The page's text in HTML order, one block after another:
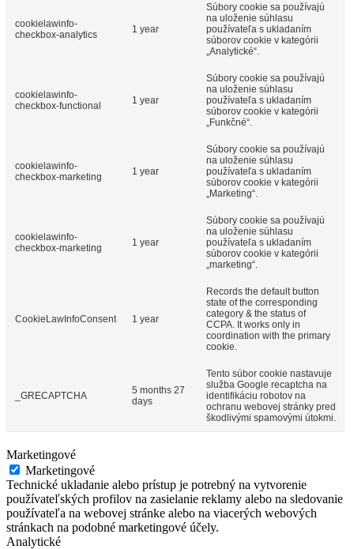
cookielawinfo-
checkbox-analytics
1 year
Súbory cookie sa používajú
na uloženie súhlasu
používateľa s ukladaním
súborov cookie v kategórii
„Analytické“.
cookielawinfo-
checkbox-functional
1 year
Súbory cookie sa používajú
na uloženie súhlasu
používateľa s ukladaním
súborov cookie v kategórii
„Funkčné“.
cookielawinfo-
checkbox-marketing
1 year
Súbory cookie sa používajú
na uloženie súhlasu
používateľa s ukladaním
súborov cookie v kategórii
„Marketing“.
cookielawinfo-
checkbox-marketing
1 year
Súbory cookie sa používajú
na uloženie súhlasu
používateľa s ukladaním
súborov cookie v kategórii
„marketing“.
CookieLawInfoConsent 1 year
Records the default button
state of the corresponding
category & the status of
CCPA. It works only in
coordination with the primary
cookie.
_GRECAPTCHA
5 months 27
days
Tento súbor cookie nastavuje
služba Google recaptcha na
identifikáciu robotov na
ochranu webovej stránky pred
škodlivými spamovými útokmi.
Marketingové
Marketingové
Technické ukladanie alebo prístup je potrebný na vytvorenie
používateľských profilov na zasielanie reklamy alebo na sledovanie
používateľa na webovej stránke alebo na viacerých webových
stránkach na podobné marketingové účely.
Analytické